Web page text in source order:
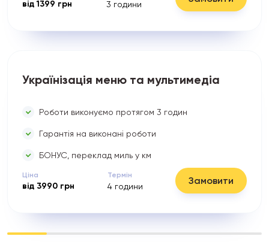
від1399 грн 3 години
Українізація меню та мультимедіа
Роботи виконуємо протягом 3 годин
Гарантія на виконані роботи
БОНУС, переклад миль у км
Ціна
від 3990 грн
Термін
4години Замовити